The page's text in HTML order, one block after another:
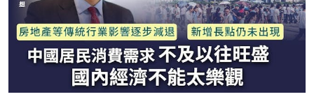
影片
名家榜
灼見活動